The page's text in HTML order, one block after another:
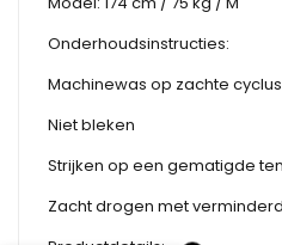
Onderhoudsinstructies:
Machinewas op zachte cyclus
Niet bleken
Strijken op een gematigde
Zacht drogen met